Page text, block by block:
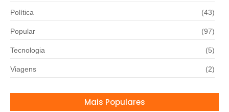
Mais Populares
Política (43)
Popular (97)
Tecnologia (5)
Viagens (2)